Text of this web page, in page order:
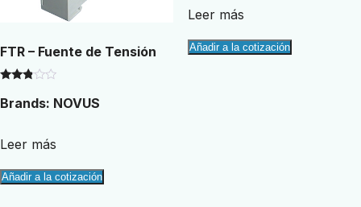
FTR – Fuente de Tensión
con
2.71
Brands: NOVUS
Leer más
Añadir a la cotización
Leer más
Añadir a la cotización